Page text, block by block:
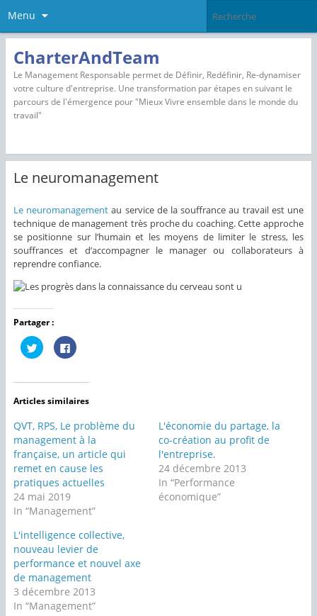
Menu
CharterAndTeam
Le Management Responsable permet de Définir, Redéfinir, Re-dynamiser
votre culture d'entreprise. Une transformation par étapes en suivant le
parcours de l'émergence pour "Mieux Vivre ensemble dans le monde du
travail"
Le neuromanagement
Le neuromanagement au service de la souffrance au travail est une
technique de management très proche du coaching. Cette approche
se positionne sur l’humain et les moyens de limiter le stress, les
souffrances et d’accompagner le manager ou collaborateurs à
reprendre confiance.
Partager :
C
l
p
u
r
p
a
r
t
a
g
e
r
s
u
T
w
i
t
e
r
(
u
C
l
z
p
u
r
p
a
r
t
a
g
e
s
u
F
a
c
b
o
o
k
o
Articles similaires
QVT, RPS, Le problème du
management à la
française, un article qui
remet en cause les
pratiques actuelles
24 mai 2019
In “Management”
L'économie du partage, la
co-création au profit de
l'entreprise.
24 décembre 2013
In “Performance
économique”
L'intelligence collective,
nouveau levier de
performance et nouvel axe
de management
3 décembre 2013
In “Management”